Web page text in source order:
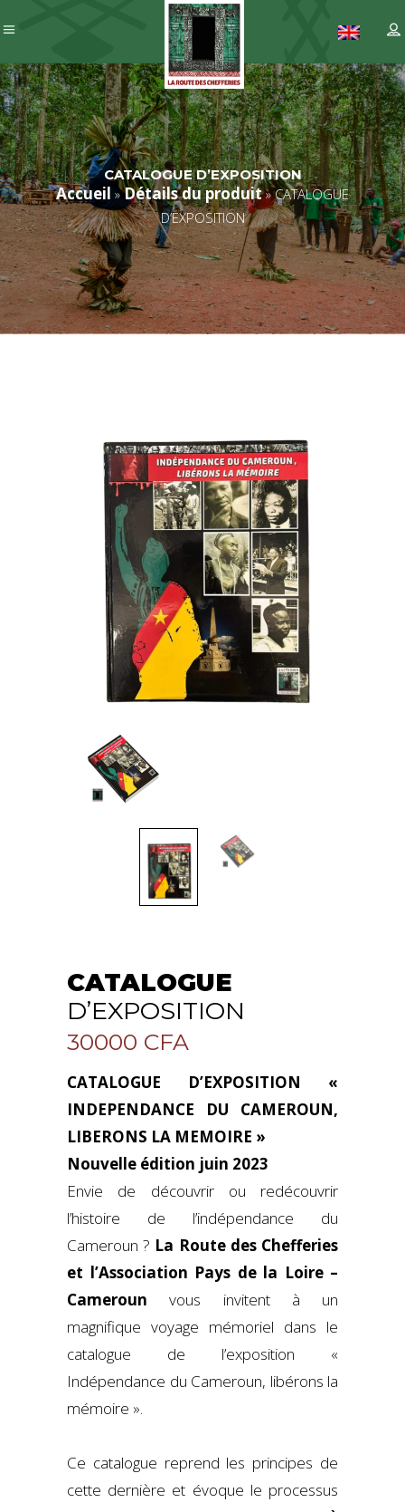
CATALOGUE D’EXPOSITION
Accueil »Détails du produit»CATALOGUE
D’EXPOSITION
CATALOGUE
D’EXPOSITION
30000 CFA
CATALOGUE D’EXPOSITION «
INDEPENDANCE DU CAMEROUN,
LIBERONS LA MEMOIRE »
Nouvelle édition juin 2023
Envie de découvrir ou redécouvrir
l’histoire de l’indépendance du
Cameroun ? La Route des Chefferies
et l’Association Pays de la Loire –
Cameroun vous invitent à un
magnifique voyage mémoriel dans le
catalogue de l’exposition «
Indépendance du Cameroun, libérons la
mémoire ».
Ce catalogue reprend les principes de
cette dernière et évoque le processus